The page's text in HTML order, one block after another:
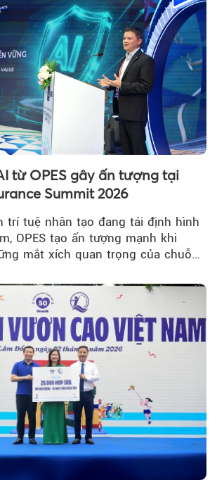
từ OPES gây ấn tượng tại
Summit 2026
trí tuệ nhân tạo đang tái định hình
OPES tạo ấn tượng mạnh khi
mắt xích quan trọng của chuỗi